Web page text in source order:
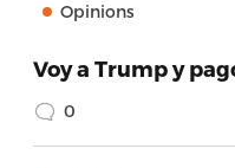
Opinions
Voy a Trump y
0